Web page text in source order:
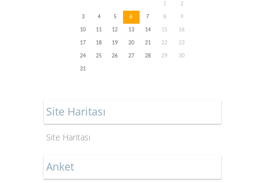
1
2
3
4 5 6 7 8
9
10
11 12 13 14 15
16
17
18 19 20 21 22
23
24
25 26 27 28 29
30
31
Site Haritası
Site Haritası
Anket